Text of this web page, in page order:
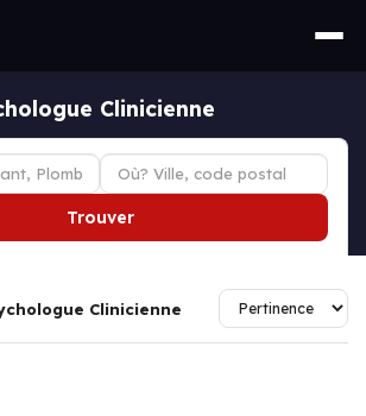
Clinicienne
Trouver
Clinicienne